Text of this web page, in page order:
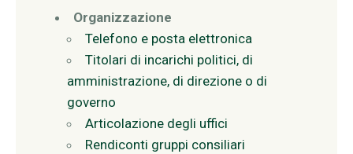
Organizzazione
Telefono e posta elettronica
Titolari di incarichi politici, di
amministrazione, di direzione o di
governo
Articolazione degli uffici
Rendiconti gruppi consiliari